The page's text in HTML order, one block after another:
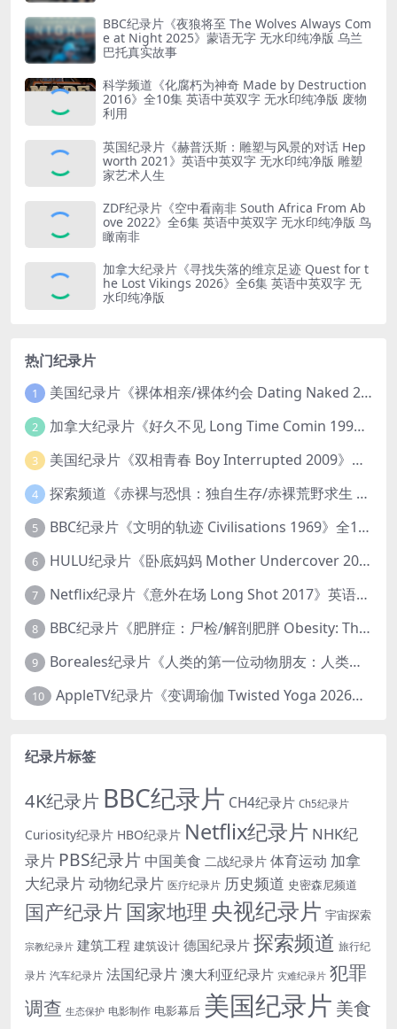
BBC纪录片《夜狼将至 The Wolves Always Com
e at Night 2025》蒙语无字 无水印纯净版 乌兰
巴托真实故事
科学频道《化腐朽为神奇 Made by Destruction
2016》全10集 英语中英双字 无水印纯净版 废物
利用
英国纪录片《赫普沃斯：雕塑与风景的对话 Hep
worth 2021》英语中英双字 无水印纯净版 雕塑
家艺术人生
ZDF纪录片《空中看南非 South Africa From Ab
ove 2022》全6集 英语中英双字 无水印纯净版 鸟
瞰南非
加拿大纪录片《寻找失落的维京足迹 Quest for t
he Lost Vikings 2026》全6集 英语中英双字 无
水印纯净版
热门纪录片
1 美国纪录片《裸体相亲/裸体约会 Dating Naked 2014-2016》第1-3季全33集 英语中英双字 无水印纯净版 1080P/MKV/85.6G 裸体相亲真人秀
2 加拿大纪录片《好久不见 Long Time Comin 1993》英语中英双字 官方纯净版 1080P/MKV/1G 女同性艺术家
3 美国纪录片《双相青春 Boy Interrupted 2009》英语中英双字 官方纯净版 1080P/MKV/1.43G 青少年躁郁症
4 探索频道《赤裸与恐惧：独自生存/赤裸荒野求生 Naked and Afraid: Solo 2023》第一季全8集 英语中英双字 官方纯净版 高码1080P/MKV/45.4G
5 BBC纪录片《文明的轨迹 Civilisations 1969》全13集 英语中英双字 高清收藏版 1080P/MKV/64.1G 西方艺术史话
6 HULU纪录片《卧底妈妈 Mother Undercover 2023》全4集 英语中英双字 官方纯净版 1080P/MKV/7.6G 拯救孩子
7 Netflix纪录片《意外在场 Long Shot 2017》英语中字 720P/NKV/1.06GB 美国谋杀误判案件
8 BBC纪录片《肥胖症：尸检/解剖肥胖 Obesity: The Post Mortem 2016》英语中英双字 无水印纯净版 1080P/MKV/1.03G
9 Boreales纪录片《人类的第一位动物朋友：人类和狗的神奇故事 Man’s First Friend 2018》英语中英双字 1080P/MP4/1.8G 狗的神奇故事
10 AppleTV纪录片《变调瑜伽 Twisted Yoga 2026》全3集 英语中英双字 无水印纯净版 1080P/MKV/10G 瑜伽大师背后的真相
纪录片标签
4K纪录片 BBC纪录片 CH4纪录片 Ch5纪录片
Curiosity纪录片 HBO纪录片 Netflix纪录片 NHK纪
录片 PBS纪录片 中国美食 二战纪录片 体育运动 加拿
大纪录片动物纪录片 医疗纪录片 历史频道 史密森尼频道
国产纪录片 国家地理 央视纪录片 宇宙探索
宗教纪录片 建筑工程 建筑设计 德国纪录片 探索频道 旅行纪
录片 汽车纪录片 法国纪录片 澳大利亚纪录片 灾难纪录片 犯罪
调查 生态保护 电影制作 电影幕后 美国纪录片 美食